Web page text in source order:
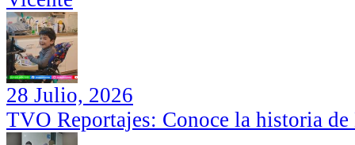
28 Julio, 2026
TVO Reportajes: Conoce la historia